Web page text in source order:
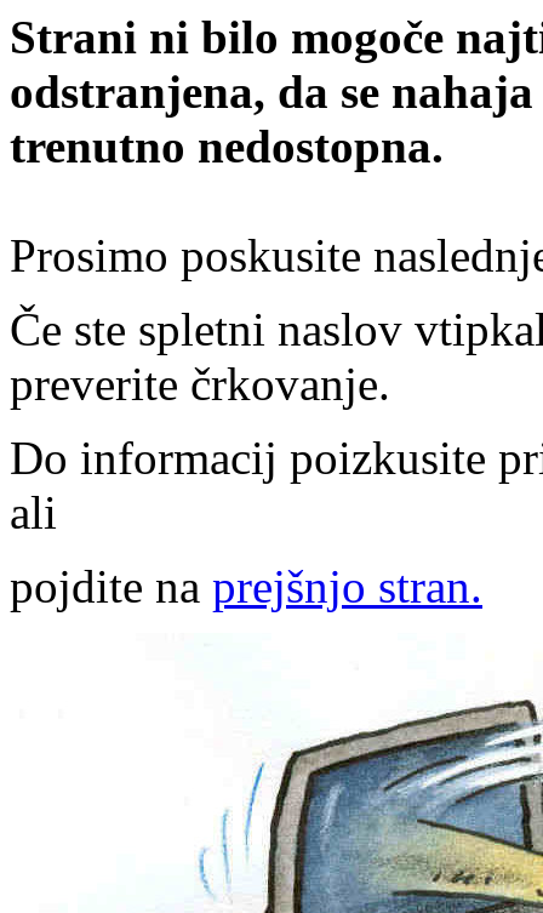
Strani ni bilo mogoče
odstranjena, da se
trenutno nedostopna.
Prosimo poskusite
Če ste spletni naslov
preverite črkovanje.
Do informacij poizkusite
ali
pojdite na prejšnjo stran.